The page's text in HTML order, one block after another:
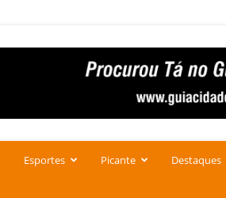
Esportes Picante Destaques